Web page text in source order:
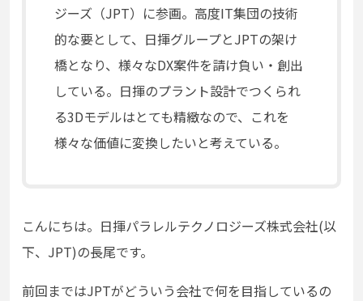
ジーズ（JPT）に参画。高度IT集団の技術
的な要として、日揮グループとJPTの架け
橋となり、様々なDX案件を請け負い・創出
している。日揮のプラント設計でつくられ
る3Dモデルはとても精緻なので、これを
様々な価値に変換したいと考えている。
こんにちは。日揮パラレルテクノロジーズ株式会社(以
下、JPT)の長尾です。
前回まではJPTがどういう会社で何を目指しているの